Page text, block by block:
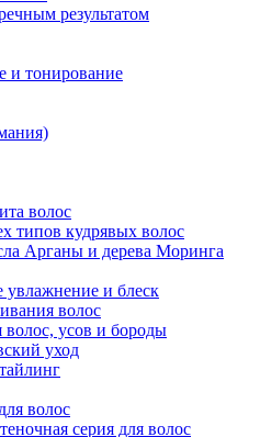
результатом
и тонирование
волос
типов кудрявых волос
Арганы и дерева Моринга
увлажнение и блеск
волос
усов и бороды
уход
волос
серия для волос